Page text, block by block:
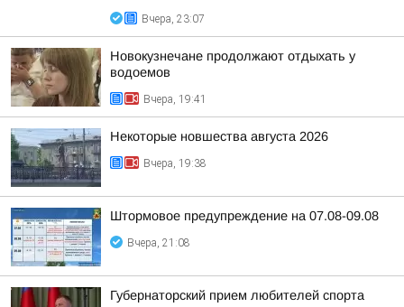
Вчера, 23:07
Новокузнечане продолжают отдыхать у
водоемов
Вчера, 19:41
Некоторые новшества августа 2026
Вчера, 19:38
Штормовое предупреждение на 07.08-09.08
Вчера, 21:08
Губернаторский прием любителей спорта